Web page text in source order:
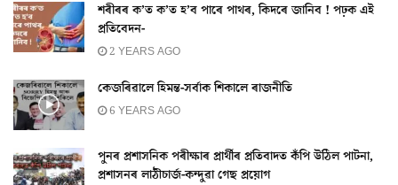
শৰীৰৰ ক’ত ক’ত হ’ব পাৰে পাথৰ, কিদৰে জানিব ! পঢ়ক এই
প্ৰতিবেদন-
2 YEARS AGO
কেজৰিৱালে হিমন্ত-সৰ্বাক শিকালে ৰাজনীতি
6 YEARS AGO
পুনৰ প্ৰশাসনিক পৰীক্ষাৰ প্ৰাৰ্থীৰ প্ৰতিবাদত কঁপি উঠিল পাটনা,
প্ৰশাসনৰ লাঠীচাৰ্জ-কন্দুৱা গেছ প্ৰয়োগ